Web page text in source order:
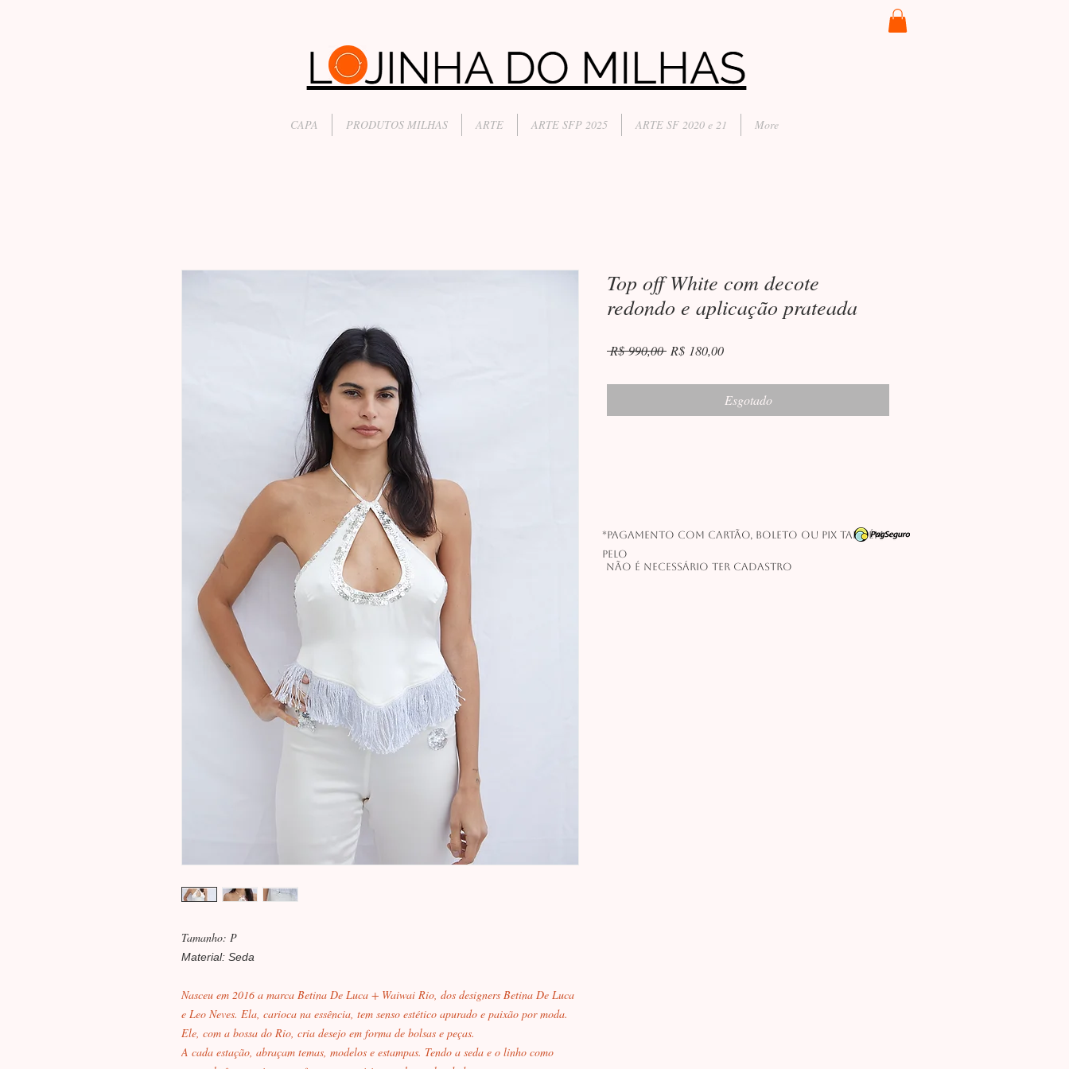
CAPA PRODUTOS MILHAS ARTE ARTE SFP 2025 ARTE SF 2020 e 21 More
Tamanho: P
Material: Seda
Nasceu em 2016 a marca Betina De Luca + Waiwai Rio, dos designers Betina De Luca
e Leo Neves. Ela, carioca na essência, tem senso estético apurado e paixão por moda.
Ele, com a bossa do Rio, cria desejo em forma de bolsas e peças.
A cada estação, abraçam temas, modelos e estampas. Tendo a seda e o linho como
Top off White com decote
redondo e aplicação prateada
R$ 990,00 Preço
R$ 180,00Preço
Esgotado
*Pagamento com cartão, boleto ou pix também
pelo
Não é necessário ter cadastro